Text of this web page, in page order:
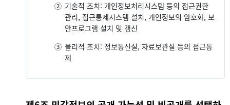
② 기술적 조치: 개인정보처리시스템 등의 접근권한
관리, 접근통제시스템 설치, 개인정보의 암호화, 보
안프로그램 설치 및 갱신
③ 물리적 조치: 정보통신실, 자료보관실 등의 접근통
제